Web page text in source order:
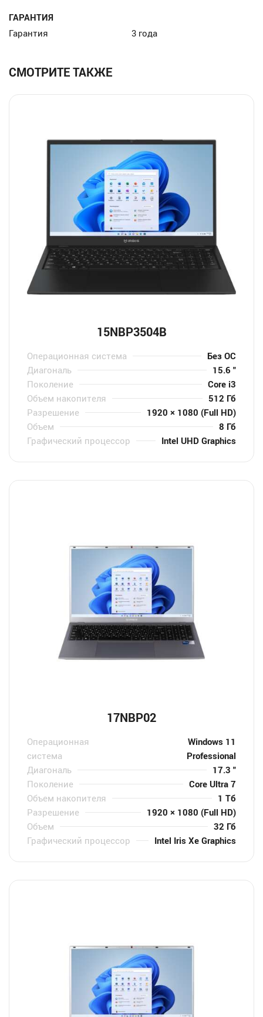
ГАРАНТИЯ
Гарантия
3 года
СМОТРИТЕ ТАКЖЕ
15NBP3504B
Операционная система
Без ОС
Диагональ
15.6 "
Поколение
Core i3
Объем накопителя
512 Гб
Разрешение
1920 × 1080 (Full HD)
Объем
8 Гб
Графический процессор
Intel UHD Graphics
17NBP02
Операционная
система
Windows 11
Professional
Диагональ
17.3 "
Поколение
Core Ultra 7
Объем накопителя
1 Тб
Разрешение
1920 × 1080 (Full HD)
Объем
32 Гб
Графический процессор
Intel Iris Xe Graphics